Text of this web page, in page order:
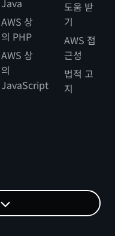
Java
AWS 상
의 PHP
AWS 상
의
JavaScript
도움 받
기
AWS 접
근성
법적 고
지